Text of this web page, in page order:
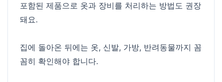
포함된 제품으로 옷과 장비를 처리하는 방법도 권장
돼요.
집에 돌아온 뒤에는 옷, 신발, 가방, 반려동물까지 꼼
꼼히 확인해야 합니다.